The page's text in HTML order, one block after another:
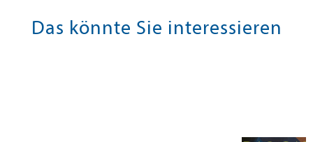
Das könnte Sie interessieren